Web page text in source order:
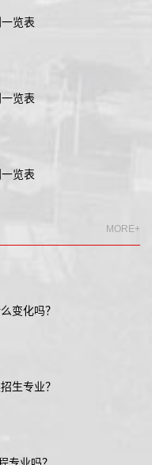
览表
览表
览表
MORE+
变化吗？
生专业？